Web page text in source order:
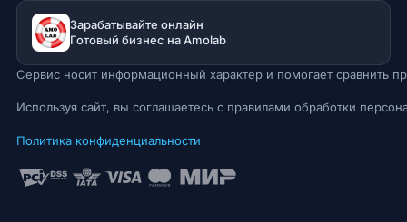
Зарабатывайте онлайн
Готовый бизнес на Amolab
Сервис носит информационный характер и помогает сравнить
Используя сайт, вы соглашаетесь с правилами обработки
Политика конфиденциальности